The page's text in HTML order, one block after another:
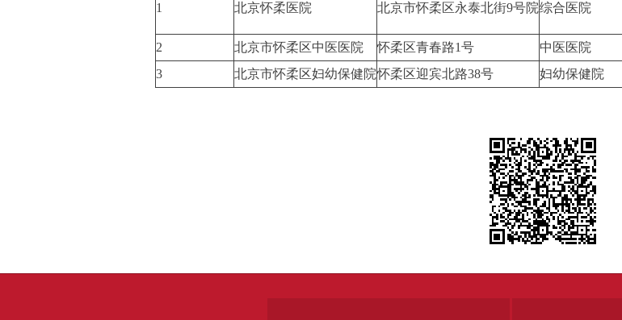
1 北京怀柔医院 北京市怀柔区永泰北街9号院综合医院
2 北京市怀柔区中医医院 怀柔区青春路1号 中医医院
3
北京市怀柔区妇幼保健院怀柔区迎宾北路38号 妇幼保健院